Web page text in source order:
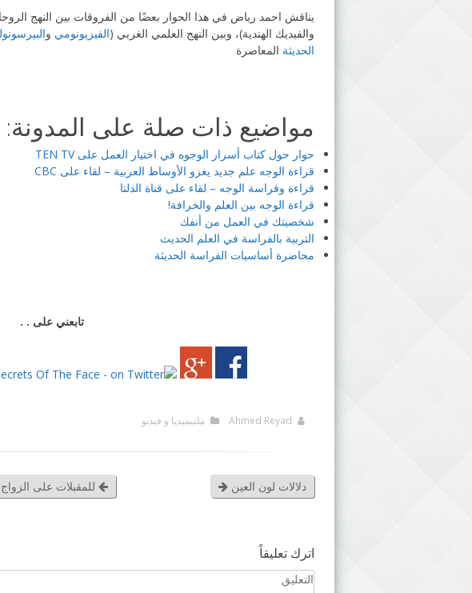
يناقش احمد رياض في هذا الحوار بعضًا من الفروقات بين النهج
والفيديك الهندية)، وبين النهج العلمي الغربي (الفيزيونومي و
الحديثة المعاصرة
مواضيع ذات صلة على المدونة:
حوار حول كتاب أسرار الوجوه في اختيار العمل على TEN TV
قراءة الوجه علم جديد يغزو الأوساط العربية – لقاء على CBC
قراءة وفراسة الوجه – لقاء على قناة الدلتا
قراءة الوجه بين العلم والخرافة!
شخصيتك في العمل من أنفك
التربية بالفراسة في العلم الحديث
محاضرة أساسيات الفراسة الحديثة
تابعني على . .
Ahmed Reyad ملتيميديا و فيديو
للمقبلات على دلالات لون العين
اترك تعليقاً